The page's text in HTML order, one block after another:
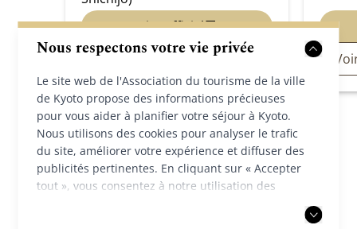
Nous respectons votre vie privée
Le site web de l'Association du tourisme de la ville
de Kyoto propose des informations précieuses
pour vous aider à planifier votre séjour à Kyoto.
Nous utilisons des cookies pour analyser le trafic
du site, améliorer votre expérience et diffuser des
publicités pertinentes. En cliquant sur « Accepter
tout », vous consentez à notre utilisation des
Site officiel
Voir les détails (japonais)
Voir tous les événements à venir